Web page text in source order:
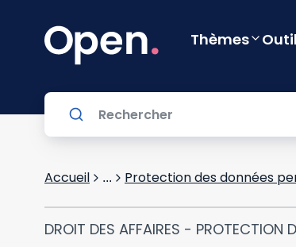
Thèmes
Accueil ... Protection des données
DROIT DES AFFAIRES - PROTECTION